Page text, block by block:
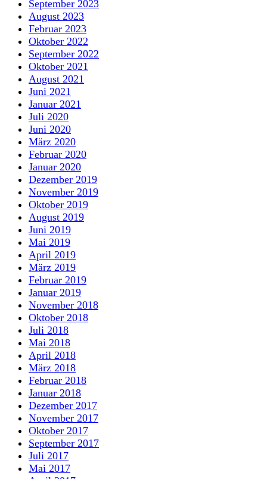
September 2023
August 2023
Februar 2023
Oktober 2022
September 2022
Oktober 2021
August 2021
Juni 2021
Januar 2021
Juli 2020
Juni 2020
März 2020
Februar 2020
Januar 2020
Dezember 2019
November 2019
Oktober 2019
August 2019
Juni 2019
Mai 2019
April 2019
März 2019
Februar 2019
Januar 2019
November 2018
Oktober 2018
Juli 2018
Mai 2018
April 2018
März 2018
Februar 2018
Januar 2018
Dezember 2017
November 2017
Oktober 2017
September 2017
Juli 2017
Mai 2017